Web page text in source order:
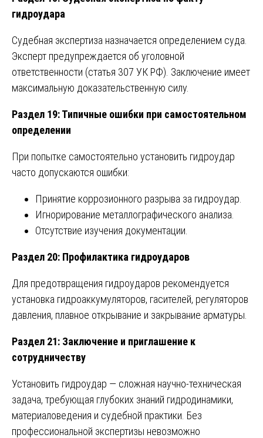
гидроудара
Судебная экспертиза назначается определением суда.
Эксперт предупреждается об уголовной
ответственности (статья 307 УК РФ). Заключение имеет
максимальную доказательственную силу.
Раздел 19: Типичные ошибки при самостоятельном
определении
При попытке самостоятельно установить гидроудар
часто допускаются ошибки:
Принятие коррозионного разрыва за гидроудар.
Игнорирование металлографического анализа.
Отсутствие изучения документации.
Раздел 20: Профилактика гидроударов
Для предотвращения гидроударов рекомендуется
установка гидроаккумуляторов, гасителей, регуляторов
давления, плавное открывание и закрывание арматуры.
Раздел 21: Заключение и приглашение к
сотрудничеству
Установить гидроудар — сложная научно-техническая
задача, требующая глубоких знаний гидродинамики,
материаловедения и судебной практики. Без
профессиональной экспертизы невозможно